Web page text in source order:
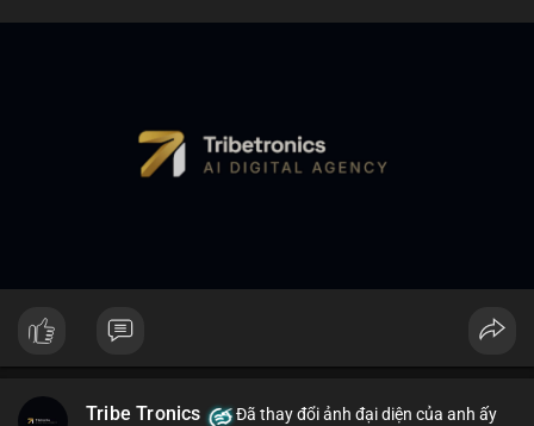
Tribe Tronics Đã thay đổi ảnh đại diện của anh ấy